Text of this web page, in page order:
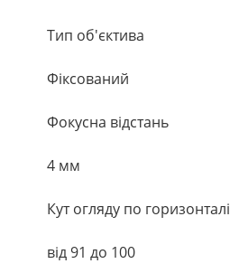
Тип об'єктива
Фіксований
Фокусна відстань
4 мм
Кут огляду по горизонталі
від 91 до 100